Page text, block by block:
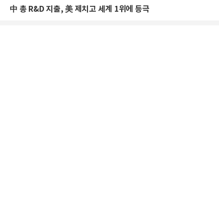
中 총 R&D 지출, 美 제치고 세계 1위에 등극